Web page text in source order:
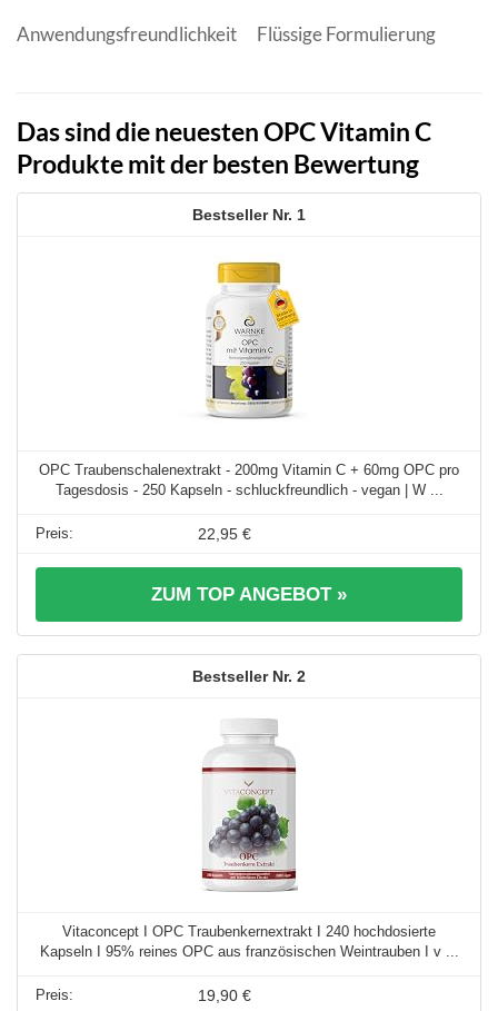
Anwendungsfreundlichkeit Flüssige Formulierung
Das sind die neuesten OPC Vitamin C
Produkte mit der besten Bewertung
1
OPC Traubenschalenextrakt - 200mg Vitamin C + 60mg OPC pro
Tagesdosis - 250 Kapseln - schluckfreundlich - vegan | W ...
22,95 €
ZUM TOP ANGEBOT »
2
Vitaconcept I OPC Traubenkernextrakt I 240 hochdosierte
Kapseln I 95% reines OPC aus französischen Weintrauben I v ...
19,90 €